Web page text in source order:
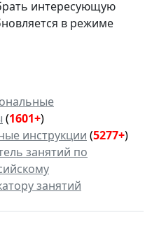
интересующую
в режиме
(1601+)
инструкции (5277+)
занятий по
занятий